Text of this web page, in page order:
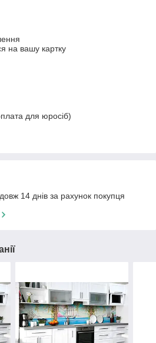
на вашу картку
для юросіб)
14 днів за рахунок покупця